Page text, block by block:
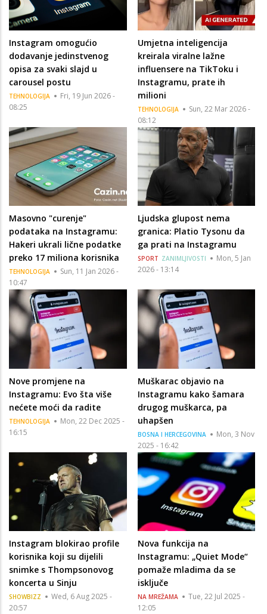
Instagram omogućio
dodavanje jedinstvenog
opisa za svaki slajd u
carousel postu
TEHNOLOGIJA
Fri, 19 Jun 2026 -
08:25
Umjetna inteligencija
kreirala viralne lažne
influensere na TikToku i
Instagramu, prate ih
milioni
TEHNOLOGIJA
Sun, 22 Mar 2026 -
08:12
Masovno "curenje"
podataka na Instagramu:
Hakeri ukrali lične podatke
preko 17 miliona korisnika
TEHNOLOGIJA
Sun, 11 Jan 2026 -
10:47
Ljudska glupost nema
granica: Platio Tysonu da
ga prati na Instagramu
SPORT ZANIMLJIVOSTI
Mon, 5 Jan
2026 - 13:14
Nove promjene na
Instagramu: Evo šta više
nećete moći da radite
TEHNOLOGIJA
Mon, 22 Dec 2025 -
16:15
Muškarac objavio na
Instagramu kako šamara
drugog muškarca, pa
uhapšen
BOSNA I HERCEGOVINA
Mon, 3 Nov
2025 - 16:42
Instagram blokirao profile
korisnika koji su dijelili
snimke s Thompsonovog
koncerta u Sinju
SHOWBIZZ
Wed, 6 Aug 2025 -
20:57
Nova funkcija na
Instagramu: „Quiet Mode“
pomaže mladima da se
isključe
NA MREŽAMA
Tue, 22 Jul 2025 -
12:05